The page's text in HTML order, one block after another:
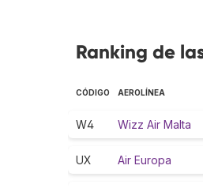
Ranking de
CÓDIGO AEROLÍNEA
W4 Wizz Air Malta
UX Air Europa